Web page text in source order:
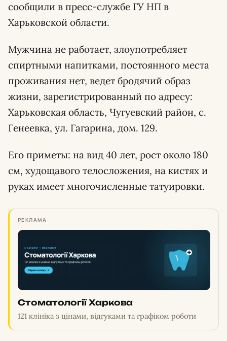
сообщили в пресс-службе ГУ НП в
Харьковской области.
Мужчина не работает, злоупотребляет
спиртными напитками, постоянного места
проживания нет, ведет бродячий образ
жизни, зарегистрированный по адресу:
Харьковская область, Чугуевский район, с.
Генеевка, ул. Гагарина, дом. 129.
Его приметы: на вид 40 лет, рост около 180
см, худощавого телосложения, на кистях и
руках имеет многочисленные татуировки.
РЕКЛАМА
Стоматології Харкова
121 клініка з цінами, відгуками та графіком роботи